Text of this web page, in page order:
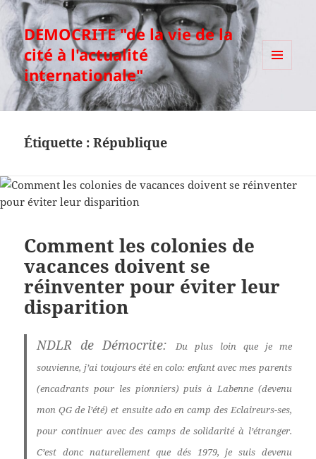
DEMOCRITE "de la vie de la
cité à l'actualité
internationale"
Étiquette :République
Comment les colonies de
vacances doivent se
réinventer pour éviter leur
disparition
NDLR de Démocrite:
Du plus loin que je me
souvienne, j’ai toujours été en colo: enfant avec mes parents
(encadrants pour les pionniers) puis à Labenne (devenu
mon QG de l’été) et ensuite ado en camp des Eclaireurs-ses,
pour continuer avec des camps de solidarité à l’étranger.
C’est donc naturellement que dés 1979, je suis devenu